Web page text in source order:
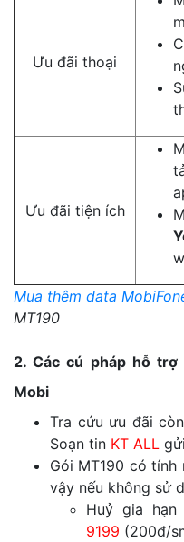
Ưu đãi thoại
Ưu đãi tiện ích
Mua thêm data
MT190
2. Các cú pháp hỗ
Mobi
Tra cứu ưu đãi
Soạn tin KT ALL gửi
Gói MT190 có tính
vậy nếu không sử
Huỷ gia hạn
9199 (200đ/